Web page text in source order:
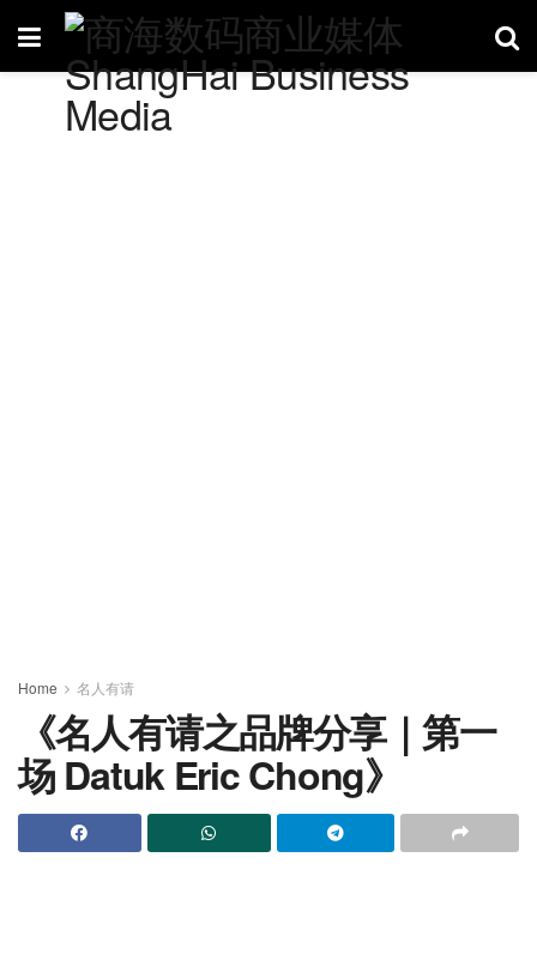
Home 名人有请
《名人有请之品牌分享｜第一
场 Datuk Eric Chong》